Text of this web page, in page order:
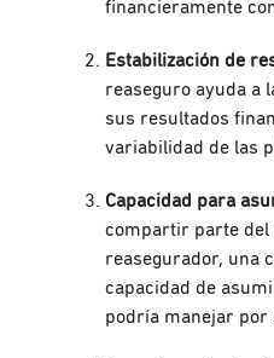
financieramente
Estabilización de
reaseguro ayuda a
sus resultados
variabilidad de las
Capacidad para
compartir parte del
reasegurador, una
capacidad de
podría manejar por